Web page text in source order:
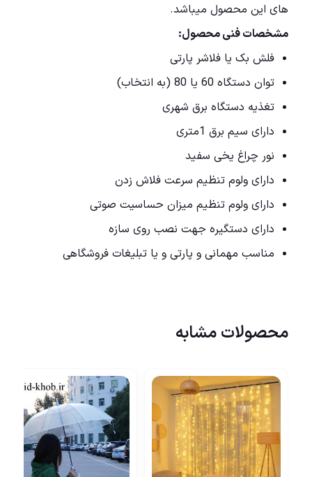
های این محصول میباشد.
مشخصات فنی محصول:
فلش بک یا فلاشر پارتی
توان دستگاه 60 یا 80 (به انتخاب)
تغذیه دستگاه برق شهری
دارای سیم برق 1متری
نور چراغ یخی سفید
دارای ولوم تنظیم سرعت فلاش زدن
دارای ولوم تنظیم میزان حساسیت صوتی
دارای دستگیره جهت نصب روی سازه
مناسب مهمانی و پارتی و یا تبلیغات فروشگاهی
محصولات مشابه